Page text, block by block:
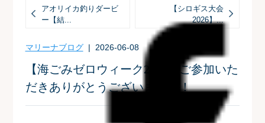
アオリイカ釣りダービ
ー【結...
【シロギス大会
2026】...
マリーナブログ| 2026-06-08
【海ごみゼロウィーク2026】ご参加いた
だきありがとうございました！